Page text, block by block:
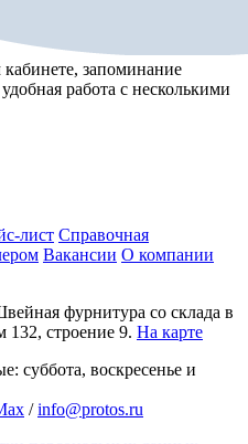
запоминание
работа с несколькими
лист Справочная
Вакансии О компании
фурнитура со склада в
132, строение 9. На карте
суббота, воскресенье и
/info@protos.ru